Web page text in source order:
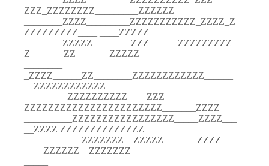
ZZZ_ZZZZZZZZ_________ZZZZZZ
________ZZZZ_________ZZZZZZZZZZZ_ZZZZ_Z
ZZZZZZZZZ____ ____ZZZZZ
________ZZZZZ________ZZZ______ZZZZZZZZZ
Z_______ZZ_______ZZZZZ
_ZZZZ______ZZ________ZZZZZZZZZZZZ______
__ZZZZZZZZZZZZ
_________ZZZZZZZZZZ____ZZZ
ZZZZZZZZZZZZZZZZZZZZZZZ_______ZZZZ
__________ZZZZZZZZZZZZZZZZZ_____ZZZZ___
__ZZZZ ZZZZZZZZZZZZZZ
____________ZZZZZZZ__ZZZZZ_______ZZZZ___
____ZZZZZZ__ZZZZZZZ